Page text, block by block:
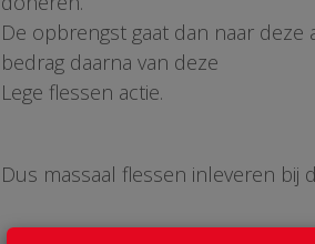
De opbrengst gaat dan naar
bedrag daarna van deze
Lege flessen actie.
Dus massaal flessen inleveren bij